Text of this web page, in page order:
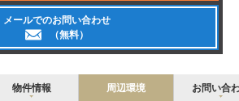
メールでのお問い合わせ
（無料）
物件情報 周辺環境 お問い合